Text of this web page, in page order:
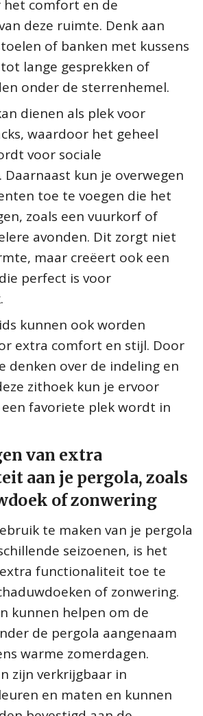
het comfort en de
deze ruimte. Denk aan
of banken met kussens
lange gesprekken of
onder de sterrenhemel.
dienen als plek voor
waardoor het geheel
voor sociale
kun je overwegen
toe te voegen die het
zoals een vuurkorf of
avonden. Dit zorgt niet
maar creëert ook een
perfect is voor
kunnen ook worden
extra comfort en stijl. Door
denken over de indeling en
zithoek kun je ervoor
favoriete plek wordt in
van extra
aan je pergola, zoals
of zonwering
te maken van je pergola
seizoenen, is het
functionaliteit toe te
of zonwering.
kunnen helpen om de
de pergola aangenaam
warme zomerdagen.
zijn verkrijgbaar in
en maten en kunnen